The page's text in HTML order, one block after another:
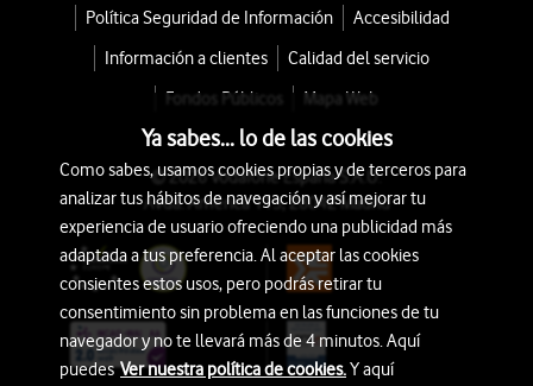
Política Seguridad de Información
Accesibilidad
Información a clientes
Calidad del servicio
Fondos Públicos
Mapa Web
© 2026 Vodafone España S.A.U.
Avda. América 115, 28042 Madrid
Ya sabes... lo de las cookies
Como sabes, usamos cookies propias y de terceros para
analizar tus hábitos de navegación y así mejorar tu
experiencia de usuario ofreciendo una publicidad más
adaptada a tus preferencia. Al aceptar las cookies
consientes estos usos, pero podrás retirar tu
consentimiento sin problema en las funciones de tu
navegador y no te llevará más de 4 minutos. Aquí
puedesVer nuestra política de cookies.Y aquí